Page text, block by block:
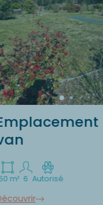
m² 6 Autorisé